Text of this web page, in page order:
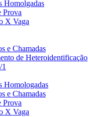
Homolgadas
Prova
X Vaga
e Chamadas
de Heteroidentificação
Homologadas
e Chamadas
Prova
X Vaga